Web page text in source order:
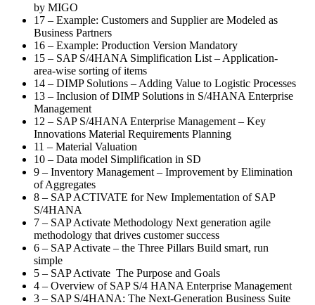
by MIGO
17 – Example: Customers and Supplier are Modeled as
Business Partners
16 – Example: Production Version Mandatory
15 – SAP S/4HANA Simplification List – Application-
area-wise sorting of items
14 – DIMP Solutions – Adding Value to Logistic Processes
13 – Inclusion of DIMP Solutions in S/4HANA Enterprise
Management
12 – SAP S/4HANA Enterprise Management – Key
Innovations Material Requirements Planning
11 – Material Valuation
10 – Data model Simplification in SD
9 – Inventory Management – Improvement by Elimination
of Aggregates
8 – SAP ACTIVATE for New Implementation of SAP
S/4HANA
7 – SAP Activate Methodology Next generation agile
methodology that drives customer success
6 – SAP Activate – the Three Pillars Build smart, run
simple
5 – SAP Activate The Purpose and Goals
4 – Overview of SAP S/4 HANA Enterprise Management
3 – SAP S/4HANA: The Next-Generation Business Suite